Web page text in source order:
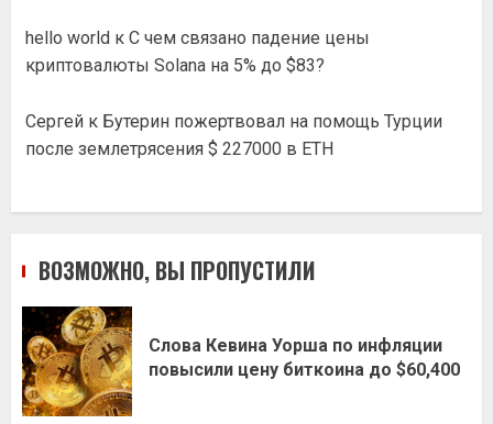
hello world к С чем связано падение цены
криптовалюты Solana на 5% до $83?
Сергей к Бутерин пожертвовал на помощь Турции
после землетрясения $ 227000 в ETH
ВОЗМОЖНО, ВЫ ПРОПУСТИЛИ
Слова Кевина Уорша по инфляции
повысили цену биткоина до $60,400